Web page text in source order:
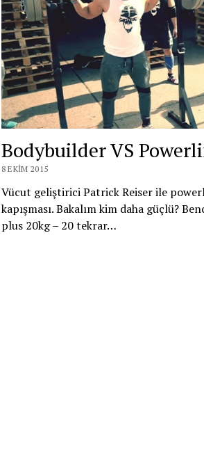
Bodybuilder VS
8 EKIM 2015
Vücut geliştirici Patrick Reiser ile
kapışması. Bakalım kim daha güçlü?
plus 20kg – 20 tekrar…